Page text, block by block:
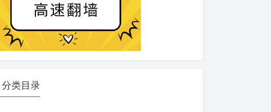
分类目录